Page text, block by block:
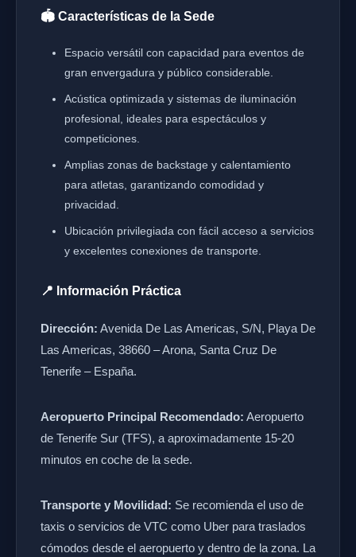
🏟️ Características de la Sede
Espacio versátil con capacidad para eventos de
gran envergadura y público considerable.
Acústica optimizada y sistemas de iluminación
profesional, ideales para espectáculos y
competiciones.
Amplias zonas de backstage y calentamiento
para atletas, garantizando comodidad y
privacidad.
Ubicación privilegiada con fácil acceso a servicios
y excelentes conexiones de transporte.
📍 Información Práctica
Dirección: Avenida De Las Americas, S/N, Playa De
Las Americas, 38660 – Arona, Santa Cruz De
Tenerife – España.
Aeropuerto Principal Recomendado: Aeropuerto
de Tenerife Sur (TFS), a aproximadamente 15-20
minutos en coche de la sede.
Transporte y Movilidad: Se recomienda el uso de
taxis o servicios de VTC como Uber para traslados
cómodos desde el aeropuerto y dentro de la zona. La